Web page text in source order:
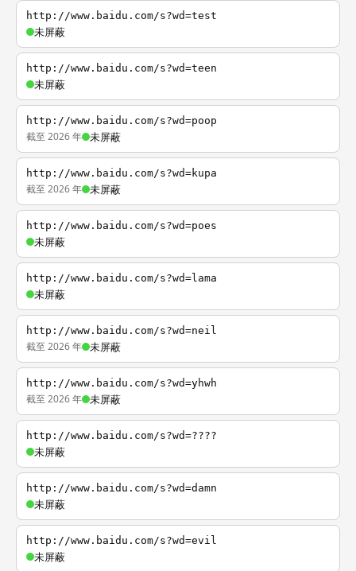
http://www.baidu.com/s?wd=test
未屏蔽
http://www.baidu.com/s?wd=teen
未屏蔽
http://www.baidu.com/s?wd=poop
截至 2026 年 未屏蔽
http://www.baidu.com/s?wd=kupa
截至 2026 年 未屏蔽
http://www.baidu.com/s?wd=poes
未屏蔽
http://www.baidu.com/s?wd=lama
未屏蔽
http://www.baidu.com/s?wd=neil
截至 2026 年 未屏蔽
http://www.baidu.com/s?wd=yhwh
截至 2026 年 未屏蔽
http://www.baidu.com/s?wd=????
未屏蔽
http://www.baidu.com/s?wd=damn
未屏蔽
http://www.baidu.com/s?wd=evil
未屏蔽